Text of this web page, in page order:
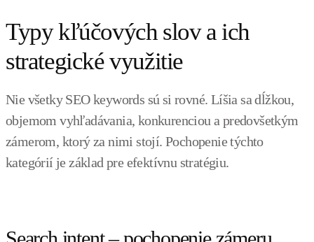
Typy kľúčových slov a ich
strategické využitie
Nie všetky SEO keywords sú si rovné. Líšia sa dĺžkou,
objemom vyhľadávania, konkurenciou a predovšetkým
zámerom, ktorý za nimi stojí. Pochopenie týchto
kategórií je základ pre efektívnu stratégiu.